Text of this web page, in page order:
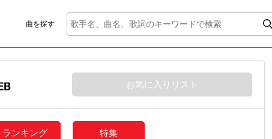
曲を探す
お気に入りリスト
ランキング 特集